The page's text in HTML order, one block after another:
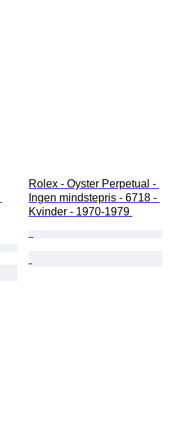
Rolex - Oyster Perpetual -
Ingen mindstepris - 6718 -
Kvinder - 1970-1979